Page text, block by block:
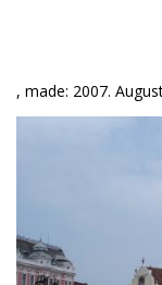
, made: 2007.